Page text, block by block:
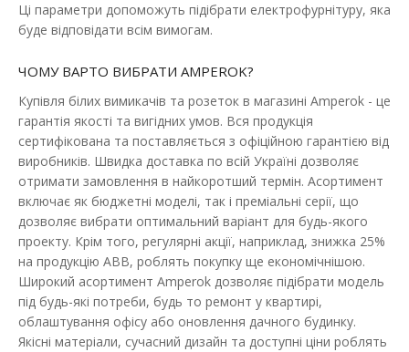
елегантний дизайн, надійний матеріал, ви..
ДО КОШИКА
В порівняння
В закладки
Ці параметри допоможуть підібрати електрофурнітуру, яка
буде відповідати всім вимогам.
ЧОМУ ВАРТО ВИБРАТИ AMPEROK?
Купівля білих вимикачів та розеток в магазині Amperok - це
гарантія якості та вигідних умов. Вся продукція
сертифікована та поставляється з офіційною гарантією від
виробників. Швидка доставка по всій Україні дозволяє
отримати замовлення в найкоротший термін. Асортимент
включає як бюджетні моделі, так і преміальні серії, що
дозволяє вибрати оптимальний варіант для будь-якого
проекту. Крім того, регулярні акції, наприклад, знижка 25%
на продукцію ABB, роблять покупку ще економічнішою.
Широкий асортимент Amperok дозволяє підібрати модель
під будь-які потреби, будь то ремонт у квартирі,
облаштування офісу або оновлення дачного будинку.
Якісні матеріали, сучасний дизайн та доступні ціни роблять